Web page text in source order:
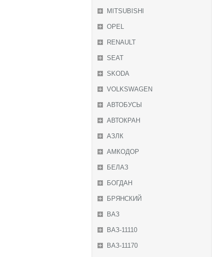
MITSUBISHI
OPEL
RENAULT
SEAT
SKODA
VOLKSWAGEN
АВТОБУСЫ
АВТОКРАН
АЗЛК
АМКОДОР
БЕЛАЗ
БОГДАН
БРЯНСКИЙ
ВАЗ
ВАЗ-11110
ВАЗ-11170